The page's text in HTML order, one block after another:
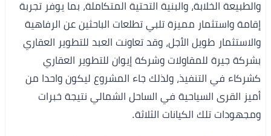
والطبيعة الخلابة، والبنية التحتية المتكاملة، بما يوفر تجربة
إقامة واستثمار مميزة تلبي تطلعات الباحثين عن الرفاهية
والاستثمار طويل الأجل، وقد تعاونت العبد للتطوير العقاري
بشركة جيرة للمقاولات وشركة إيوان للتطوير العقاري
كشركاء في التنفيذ، ولذلك جاء المشروع ليكون واحدا من
أميز القرى السياحية في الساحل الشمالي نتيجة خبرات
ومجهودات تلك الكيانات الثلاثة.